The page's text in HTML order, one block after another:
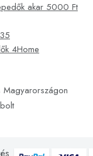
akar 5000 Ft
4Home
Magyarországon